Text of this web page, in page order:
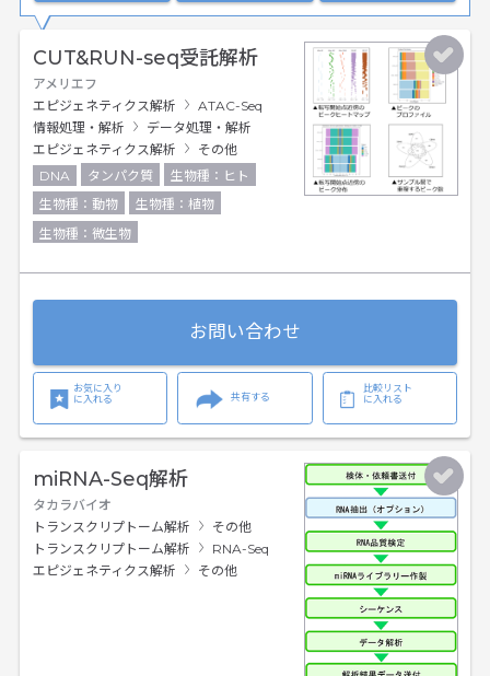
CUT&RUN-seq受託解析
アメリエフ
エピジェネティクス解析
ATAC-Seq
情報処理・解析
データ処理・解析
エピジェネティクス解析
その他
DNA
タンパク質
生物種：ヒト
生物種：動物
生物種：植物
生物種：微生物
お問い合わせ
お気に入り
に入れる
共有する
比較リスト
に入れる
miRNA-Seq解析
タカラバイオ
トランスクリプトーム解析
その他
トランスクリプトーム解析
RNA-Seq
エピジェネティクス解析
その他